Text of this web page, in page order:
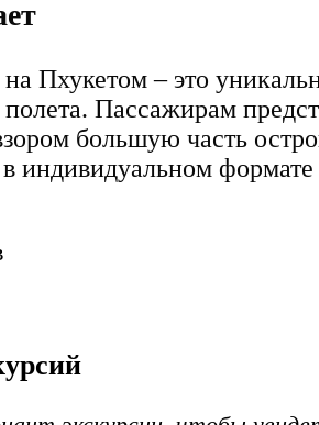
Пхукетом – это
Пассажирам
большую часть
индивидуальном формате